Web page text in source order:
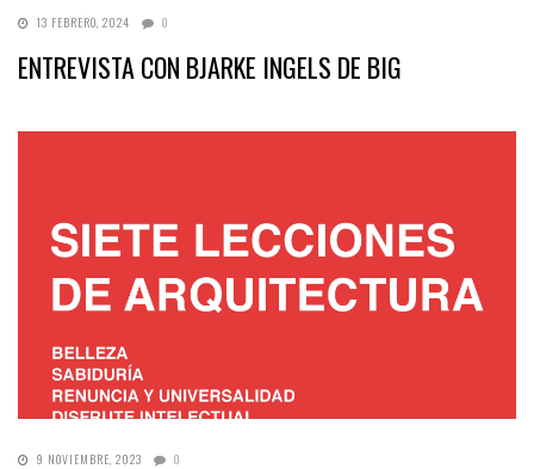
13 FEBRERO, 2024 0
ENTREVISTA CON BJARKE INGELS DE BIG
9 NOVIEMBRE, 2023 0